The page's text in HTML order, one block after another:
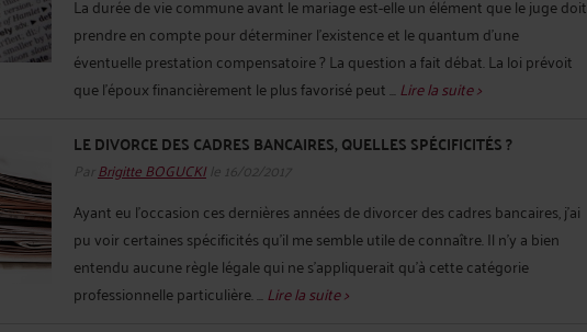
La durée de vie commune avant le mariage est-elle un élément que le juge doit
prendre en compte pour déterminer l’existence et le quantum d’une
éventuelle prestation compensatoire ? La question a fait débat. La loi prévoit
que l’époux financièrement le plus favorisé peut ...Lire la suite >
LE DIVORCE DES CADRES BANCAIRES, QUELLES SPÉCIFICITÉS ?
Par Brigitte BOGUCKI le 16/02/2017
Ayant eu l’occasion ces dernières années de divorcer des cadres bancaires, j’ai
pu voir certaines spécificités qu’il me semble utile de connaître. Il n’y a bien
entendu aucune règle légale qui ne s’appliquerait qu’à cette catégorie
professionnelle particulière. ...Lire la suite >